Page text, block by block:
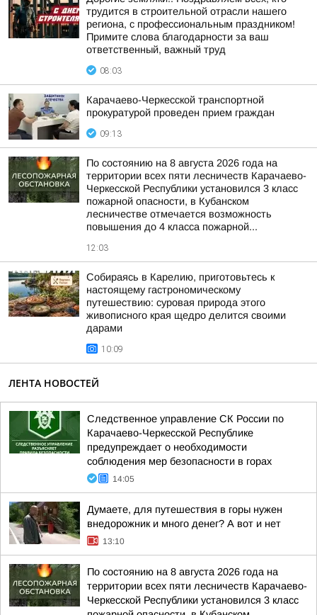
трудится в строительной отрасли нашего
региона, с профессиональным праздником!
Примите слова благодарности за ваш
ответственный, важный труд
08:03
Карачаево-Черкесской транспортной
прокуратурой проведен прием граждан
09:13
По состоянию на 8 августа 2026 года на
территории всех пяти лесничеств Карачаево-
Черкесской Республики установился 3 класс
пожарной опасности, в Кубанском
лесничестве отмечается возможность
повышения до 4 класса пожарной...
12:03
Собираясь в Карелию, приготовьтесь к
настоящему гастрономическому
путешествию: суровая природа этого
живописного края щедро делится своими
дарами
10:09
ЛЕНТА НОВОСТЕЙ
Следственное управление СК России по
Карачаево-Черкесской Республике
предупреждает о необходимости
соблюдения мер безопасности в горах
14:05
Думаете, для путешествия в горы нужен
внедорожник и много денег? А вот и нет
13:10
По состоянию на 8 августа 2026 года на
территории всех пяти лесничеств Карачаево-
Черкесской Республики установился 3 класс